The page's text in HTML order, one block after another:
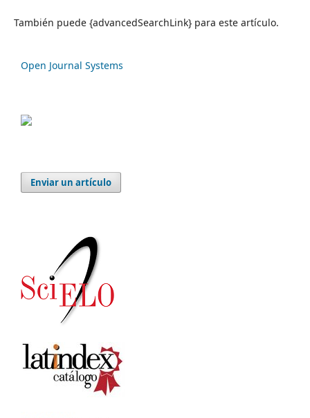
También puede {advancedSearchLink} para este artículo.
Open Journal Systems
Enviar un artículo